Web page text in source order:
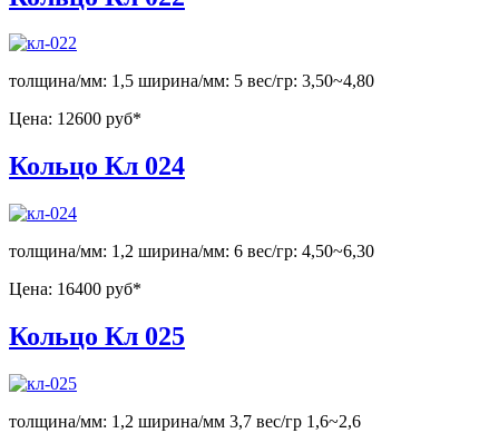
толщина/мм: 1,5 ширина/мм: 5 вес/гр: 3,50~4,80
Цена: 12600 руб*
Кольцо Кл 024
толщина/мм: 1,2 ширина/мм: 6 вес/гр: 4,50~6,30
Цена: 16400 руб*
Кольцо Кл 025
толщина/мм: 1,2 ширина/мм 3,7 вес/гр 1,6~2,6